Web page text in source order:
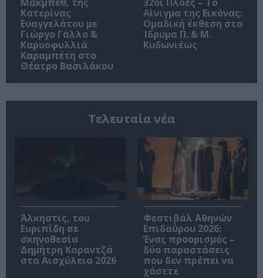
Κατερίνας
Ευαγγελάτου με
Γιώργο Γάλλο &
Καρυοφυλλιά
Καραμπέτη στο
Θέατρο Βασιλάκου
Αίνιγμα της Εικόνας:
Ομαδική έκθεση στο
Ίδρυμα Π. & Μ.
Κυδωνιέως
Τελευταία νέα
Άλκηστις, του
Ευριπίδη σε
σκηνοθεσία
Δημήτρη Καραντζά
στα Αισχύλεια 2026
Φεστιβάλ Αθηνών
Επιδαύρου 2026:
Ένας προορισμός –
δύο παραστάσεις
που δεν πρέπει να
χάσετε